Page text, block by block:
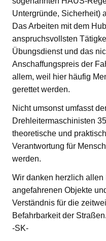
Untergründe, Sicherheit)
Das Arbeiten mit dem
anspruchsvollsten
Übungsdienst und das
Anschaffungspreis der
allem, weil hier häufig
gerettet werden.
Nicht umsonst umfasst
Drehleitermaschinisten
theoretische und
Verantwortung für
werden.
Wir danken herzlich allen
angefahrenen Objekte
Verständnis für die
Befahrbarkeit der Straßen.
-SK-